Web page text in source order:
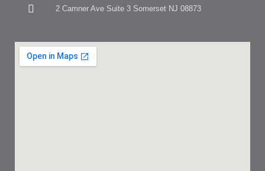
2 Camner Ave Suite 3 Somerset NJ 08873